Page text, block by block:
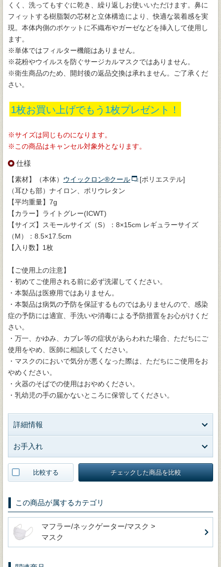
くく、洗ってもすぐに乾き、繰り返しお使いいただけます。鼻に
フィットする樹脂製の芯材と立体構造により、快適な装着感を実
現。本体内側のポケットに不織布やガーゼなどを挿入して使用し
ます。
※単体ではフィルター機能はありません。
※花粉やウイルスを防ぐサージカルマスクではありません。
※衛生商品のため、開封後の返品交換は承れません。ご了承くだ
さい。
1枚お買い上げでもう1枚プレゼント！
※サイズは同じものになります。
※この商品はキャンセル対象外となります。
仕様
【素材】（本体） ウイックロン®クール
[ポリエステル]
（耳ひも部）ナイロン、ポリウレタン
【平均重量】7g
【カラー】ライトグレー(ICWT)
【サイズ】スモールサイズ（S）：8×15cm レギュラーサイズ
（M）：8.5×17.5cm
【入り数】1枚
【ご使用上の注意】
・初めてご使用される前に必ず洗濯してください。
・本製品は医療用ではありません。
・本製品は病気の予防を保証するものではありませんので、感染
症の予防には適宣、手洗いや消毒による予防措置をお心がけくだ
さい。
・万一、かゆみ、カブレ等の症状があらわれた場合、ただちにご
使用をやめ、医師に相談してください。
・マスクのにおいで気分が悪くなった際は、ただちにご使用をお
やめください。
・火器のそばでの使用はおやめください。
・乳幼児の手の届かないところに保管してください。
詳細情報
お手入れ
比較する チェックした商品を比較
この商品が属するカテゴリ
マフラー/ネックゲーター/マスク >
マスク